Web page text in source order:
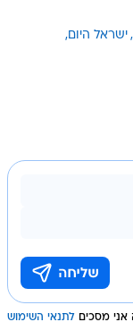
ישראל היום
מסכים לתנאי השימוש